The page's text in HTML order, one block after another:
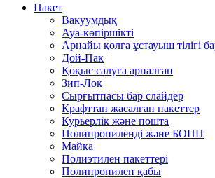
Пакет
Вакуумдық
Ауа-көпіршікті
Арнайы қолға ұстауыш тілігі
Дой-Пак
Қоқыс салуға арналған
Зип-Лок
Сырғытпасы бар слайдер
Крафттан жасалған пакеттер
Курьерлік және пошта
Полипропиленді және БОПП
Майка
Полиэтилен пакеттері
Полипропилен қабы